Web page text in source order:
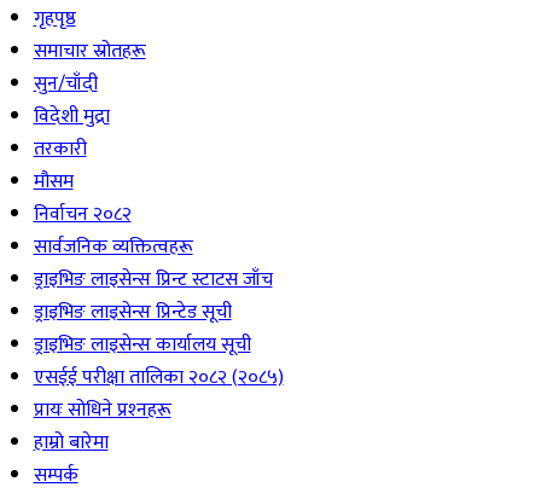
गृहपृष्ठ
समाचार स्रोतहरू
सुन/चाँदी
विदेशी मुद्रा
तरकारी
मौसम
निर्वाचन २०८२
सार्वजनिक व्यक्तित्वहरू
ड्राइभिङ लाइसेन्स प्रिन्ट स्टाटस जाँच
ड्राइभिङ लाइसेन्स प्रिन्टेड सूची
ड्राइभिङ लाइसेन्स कार्यालय सूची
एसईई परीक्षा तालिका २०८२ (२०८५)
प्रायः सोधिने प्रश्‍नहरू
हाम्रो बारेमा
सम्पर्क